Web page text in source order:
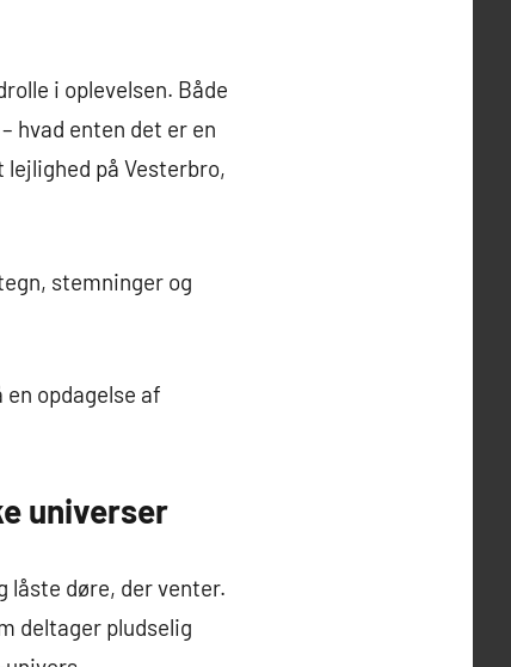
i oplevelsen. Både
hvad enten det er en
på Vesterbro,
stemninger og
opdagelse af
universer
låste døre, der venter.
deltager pludselig